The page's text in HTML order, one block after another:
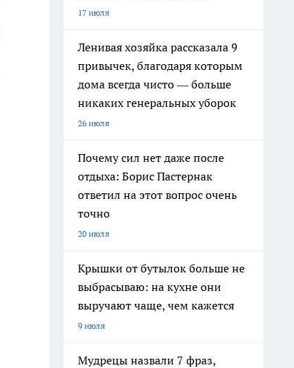
17 июля
Ленивая хозяйка рассказала 9
привычек, благодаря которым
дома всегда чисто — больше
никаких генеральных уборок
26 июля
Почему сил нет даже после
отдыха: Борис Пастернак
ответил на этот вопрос очень
точно
20 июля
Крышки от бутылок больше не
выбрасываю: на кухне они
выручают чаще, чем кажется
9 июля
Мудрецы назвали 7 фраз,